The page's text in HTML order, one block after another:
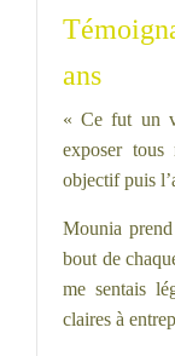
ans
« Ce fut un
exposer
objectif puis
Mounia
bout de
me sentais
claires à